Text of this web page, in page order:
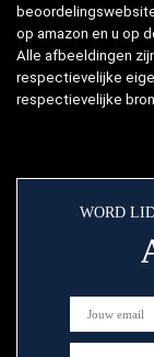
op amazon en u op
Alle afbeeldingen
respectievelijke
respectievelijke
WORD